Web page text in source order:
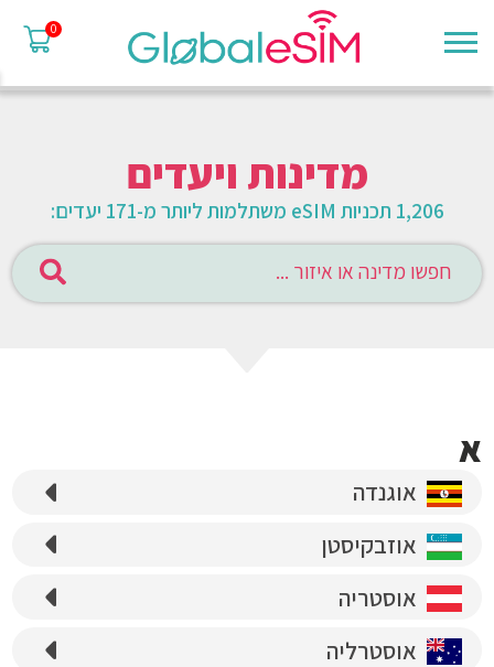
0
מדינות ויעדים
1,206 תכניות eSIM משתלמות ליותר מ-171 יעדים:
א
אוגנדה
אוזבקיסטן
אוסטריה
אוסטרליה